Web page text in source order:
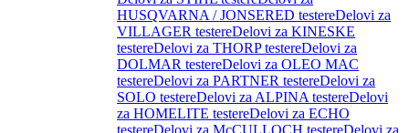
HUSQVARNA / JONSERED testereDelovi za
VILLAGER testereDelovi za KINESKE
testereDelovi za THORP testereDelovi za
DOLMAR testereDelovi za OLEO MAC
testereDelovi za PARTNER testereDelovi za
SOLO testereDelovi za ALPINA testereDelovi
za HOMELITE testereDelovi za ECHO
testereDelovi za McCULLOCH testereDelovi za